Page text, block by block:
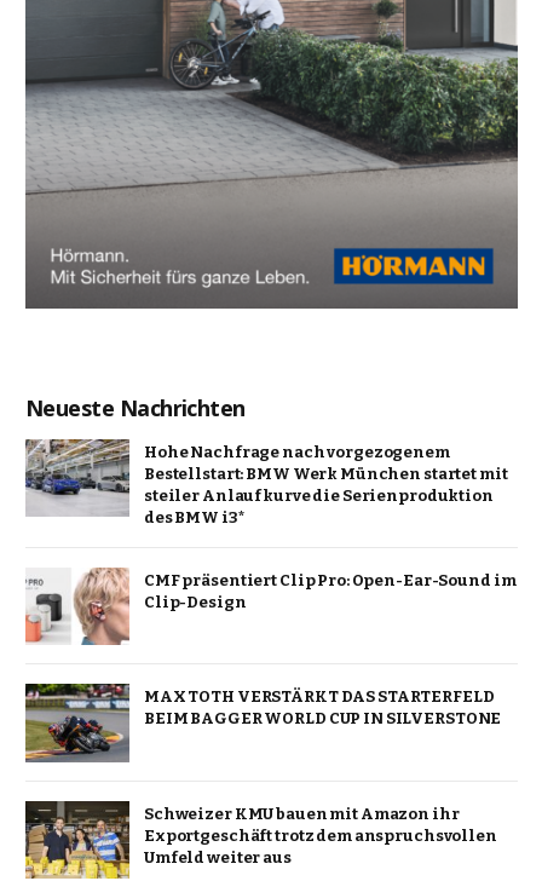
Neueste Nachrichten
Hohe Nachfrage nach vorgezogenem
Bestellstart: BMW Werk München startet mit
steiler Anlaufkurve die Serienproduktion
des BMW i3*
CMF präsentiert Clip Pro: Open-Ear-Sound im
Clip-Design
MAX TOTH VERSTÄRKT DAS STARTERFELD
BEIM BAGGER WORLD CUP IN SILVERSTONE
Schweizer KMU bauen mit Amazon ihr
Exportgeschäft trotz dem anspruchsvollen
Umfeld weiter aus